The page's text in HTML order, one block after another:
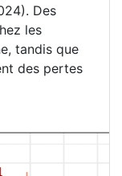
Des
les
tandis que
des pertes